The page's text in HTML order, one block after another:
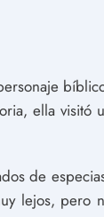
ella
de
lejos, pero